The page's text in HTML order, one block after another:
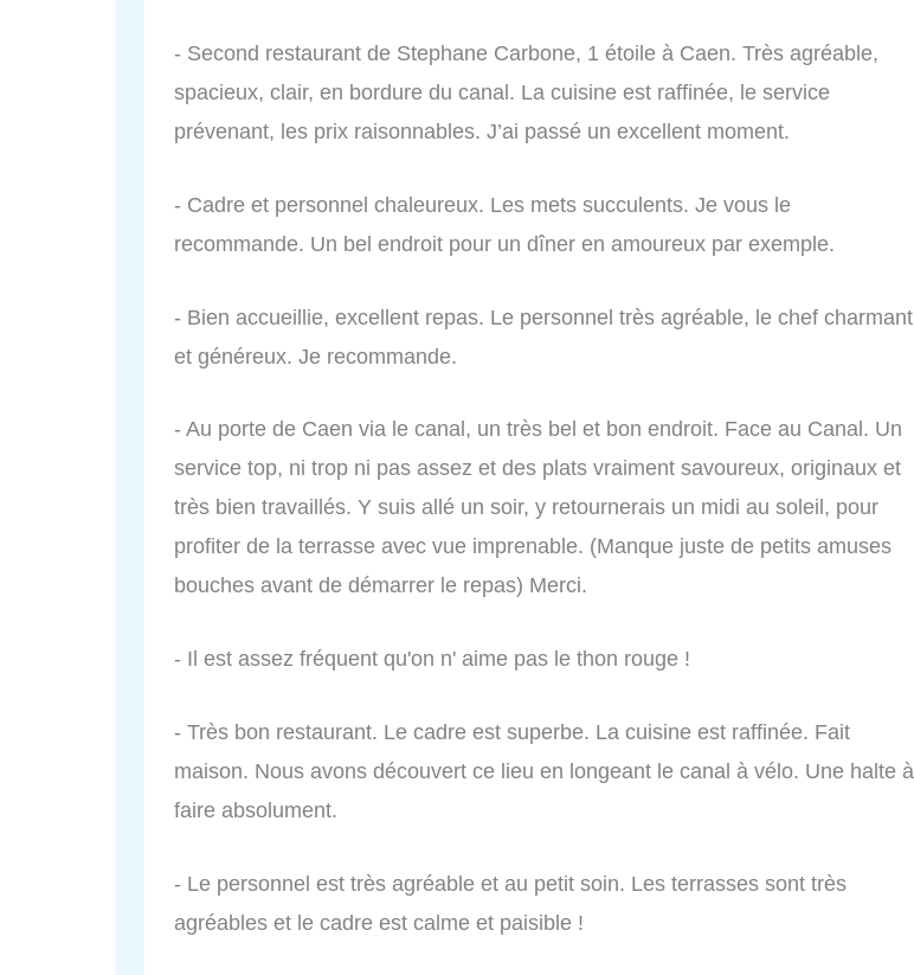
- Second restaurant de Stephane Carbone, 1 étoile à Caen. Très agréable,
spacieux, clair, en bordure du canal. La cuisine est raffinée, le service
prévenant, les prix raisonnables. J’ai passé un excellent moment.
- Cadre et personnel chaleureux. Les mets succulents. Je vous le
recommande. Un bel endroit pour un dîner en amoureux par exemple.
- Bien accueillie, excellent repas. Le personnel très agréable, le chef charmant
et généreux. Je recommande.
- Au porte de Caen via le canal, un très bel et bon endroit. Face au Canal. Un
service top, ni trop ni pas assez et des plats vraiment savoureux, originaux et
très bien travaillés. Y suis allé un soir, y retournerais un midi au soleil, pour
profiter de la terrasse avec vue imprenable. (Manque juste de petits amuses
bouches avant de démarrer le repas) Merci.
- Il est assez fréquent qu'on n' aime pas le thon rouge !
- Très bon restaurant. Le cadre est superbe. La cuisine est raffinée. Fait
maison. Nous avons découvert ce lieu en longeant le canal à vélo. Une halte à
faire absolument.
- Le personnel est très agréable et au petit soin. Les terrasses sont très
agréables et le cadre est calme et paisible !